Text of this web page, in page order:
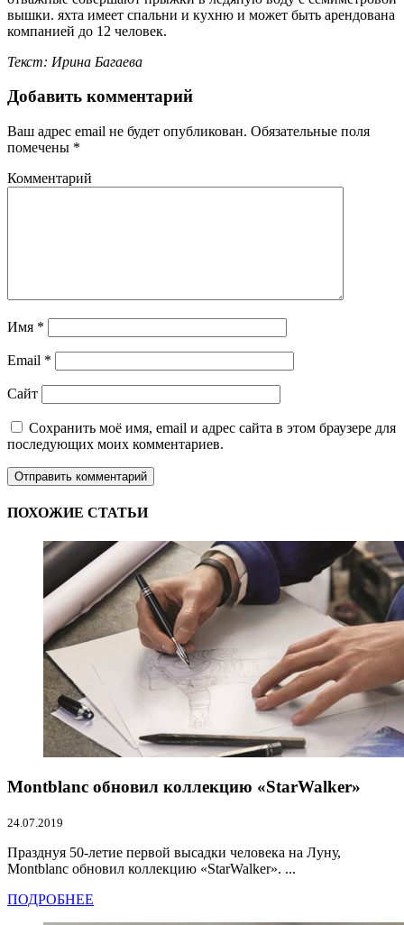
вышки. яхта имеет спальни и кухню и может быть арендована
компанией до 12 человек.
Текст: Ирина Багаева
Добавить комментарий
Ваш адрес email не будет опубликован. Обязательные поля
помечены *
Комментарий
Имя *
Email *
Сайт
Сохранить моё имя, email и адрес сайта в этом браузере для
последующих моих комментариев.
ПОХОЖИЕ СТАТЬИ
Montblanc обновил коллекцию «StarWalker»
24.07.2019
Празднуя 50-летие первой высадки человека на Луну,
Montblanc обновил коллекцию «StarWalker». ...
ПОДРОБНЕЕ